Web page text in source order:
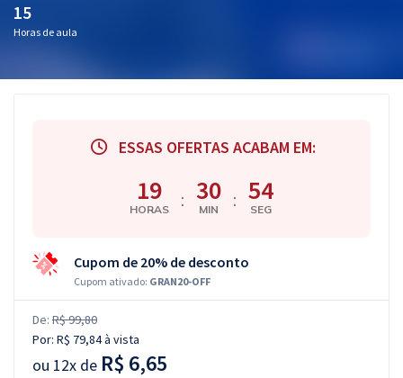
15
Horas de aula
ESSAS OFERTAS ACABAM EM:
19
HORAS : 30
MIN : 53
SEG
Cupom de 20% de desconto
Cupom ativado: GRAN20-OFF
De: R$ 99,80
Por: R$ 79,84à vista
ou 12x de R$ 6,65